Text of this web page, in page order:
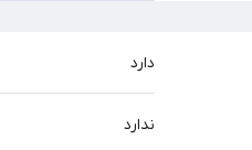
دارد
ندارد